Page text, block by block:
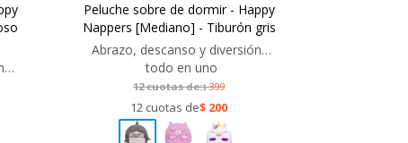
Peluche sobre de dormir - Happy
Nappers [Mediano] - Tiburón gris
Abrazo, descanso y diversión…
todo en uno
12 cuotas de:$399
12 cuotas de$ 200